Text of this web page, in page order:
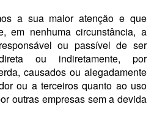
a sua maior atenção e que
em nenhuma circunstância, a
ou passível de ser
ou indiretamente, por
causados ou alegadamente
ou a terceiros quanto ao uso
outras empresas sem a devida